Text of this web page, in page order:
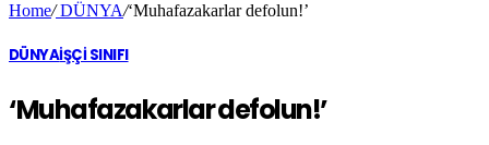
Home/DÜNYA/‘Muhafazakarlar defolun!’
DÜNYAİŞÇİ SINIFI
‘Muhafazakarlar defolun!’